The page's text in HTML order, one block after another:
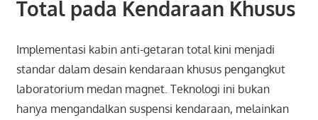
Total pada Kendaraan Khusus
Implementasi kabin anti-getaran total kini menjadi
standar dalam desain kendaraan khusus pengangkut
laboratorium medan magnet. Teknologi ini bukan
hanya mengandalkan suspensi kendaraan, melainkan